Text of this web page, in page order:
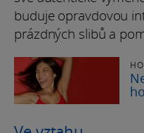
buduje opravdovou
prázdných slibů a